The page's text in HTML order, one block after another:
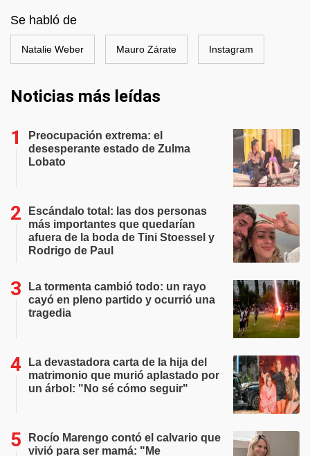
Se habló de
Natalie Weber Mauro Zárate Instagram
Noticias más leídas
Preocupación extrema: el
desesperante estado de Zulma
Lobato
Escándalo total: las dos personas
más importantes que quedarían
afuera de la boda de Tini Stoessel y
Rodrigo de Paul
La tormenta cambió todo: un rayo
cayó en pleno partido y ocurrió una
tragedia
La devastadora carta de la hija del
matrimonio que murió aplastado por
un árbol: "No sé cómo seguir"
Rocío Marengo contó el calvario que
vivió para ser mamá: "Me